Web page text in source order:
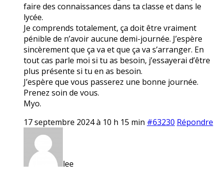
faire des connaissances dans ta classe et dans le
lycée.
Je comprends totalement, ça doit être vraiment
pénible de n’avoir aucune demi-journée. J’espère
sincèrement que ça va et que ça va s’arranger. En
tout cas parle moi si tu as besoin, j’essayerai d’être
plus présente si tu en as besoin.
J’espère que vous passerez une bonne journée.
Prenez soin de vous.
Myo.
17 septembre 2024 à 10 h 15 min #63230 Répondre
lee